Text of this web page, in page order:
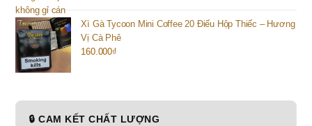
Xì Gà Tycoon Mini Coffee 20 Điếu Hộp Thiếc – Hương
Vị Cà Phê
160.000₫
🔒 CAM KẾT CHẤT LƯỢNG